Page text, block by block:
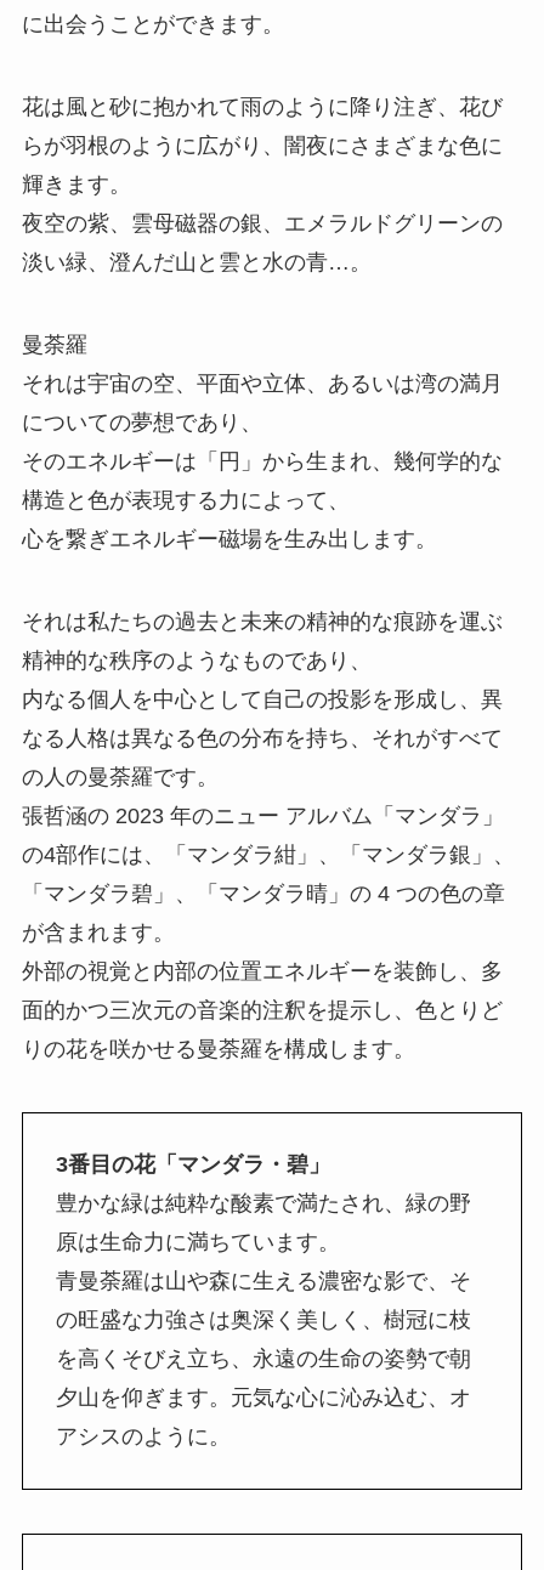
に出会うことができます。
花は風と砂に抱かれて雨のように降り注ぎ、花び
らが羽根のように広がり、闇夜にさまざまな色に
輝きます。
夜空の紫、雲母磁器の銀、エメラルドグリーンの
淡い緑、澄んだ山と雲と水の青…。
曼荼羅
それは宇宙の空、平面や立体、あるいは湾の満月
についての夢想であり、
そのエネルギーは「円」から生まれ、幾何学的な
構造と色が表現する力によって、
心を繋ぎエネルギー磁場を生み出します。
それは私たちの過去と未来の精神的な痕跡を運ぶ
精神的な秩序のようなものであり、
内なる個人を中心として自己の投影を形成し、異
なる人格は異なる色の分布を持ち、それがすべて
の人の曼荼羅です。
張哲涵の 2023 年のニュー アルバム「マンダラ」
の4部作には、「マンダラ紺」、「マンダラ銀」、
「マンダラ碧」、「マンダラ晴」の 4 つの色の章
が含まれます。
外部の視覚と内部の位置エネルギーを装飾し、多
面的かつ三次元の音楽的注釈を提示し、色とりど
りの花を咲かせる曼荼羅を構成します。
3番目の花「マンダラ・碧」
豊かな緑は純粋な酸素で満たされ、緑の野
原は生命力に満ちています。
青曼荼羅は山や森に生える濃密な影で、そ
の旺盛な力強さは奥深く美しく、樹冠に枝
を高くそびえ立ち、永遠の生命の姿勢で朝
夕山を仰ぎます。元気な心に沁み込む、オ
アシスのように。